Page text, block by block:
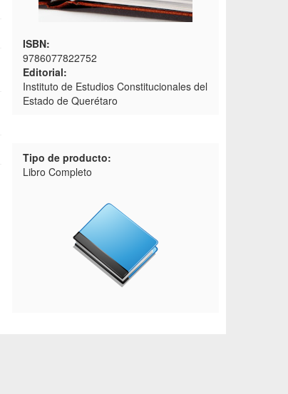
ISBN:
9786077822752
Editorial:
Instituto de Estudios Constitucionales del
Estado de Querétaro
Tipo de producto:
Libro Completo